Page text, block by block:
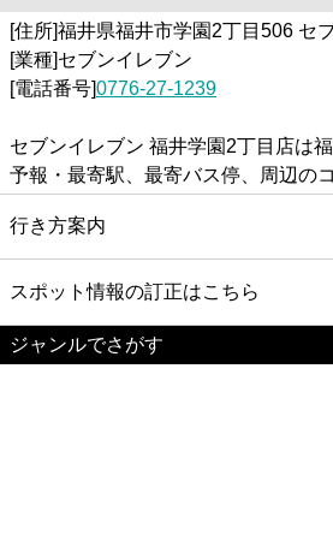
[住所]福井県福井市学園2丁目506 セ
[業種]セブンイレブン
[電話番号]0776-27-1239
セブンイレブン 福井学園2丁目店は
予報・最寄駅、最寄バス停、周辺の
行き方案内
スポット情報の訂正はこちら
ジャンルでさがす